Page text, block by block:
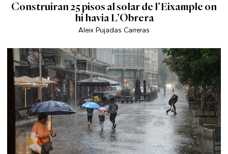
Construiran 25 pisos al solar de l’Eixample on
hi havia L’Obrera
Aleix Pujadas Carreras